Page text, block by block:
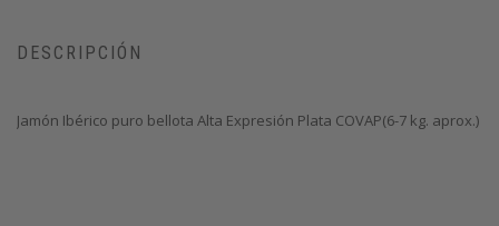
DESCRIPCIÓN
Jamón Ibérico puro bellota Alta Expresión Plata COVAP(6-7 kg. aprox.)